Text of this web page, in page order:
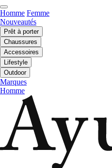
Homme Femme
Nouveautés
Prêt à porter
Chaussures
Accessoires
Lifestyle
Outdoor
Marques
Homme